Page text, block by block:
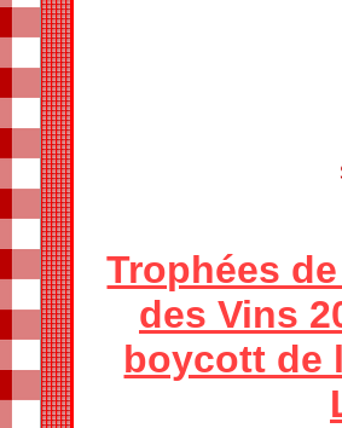
Trophées
des Vins
boycott de